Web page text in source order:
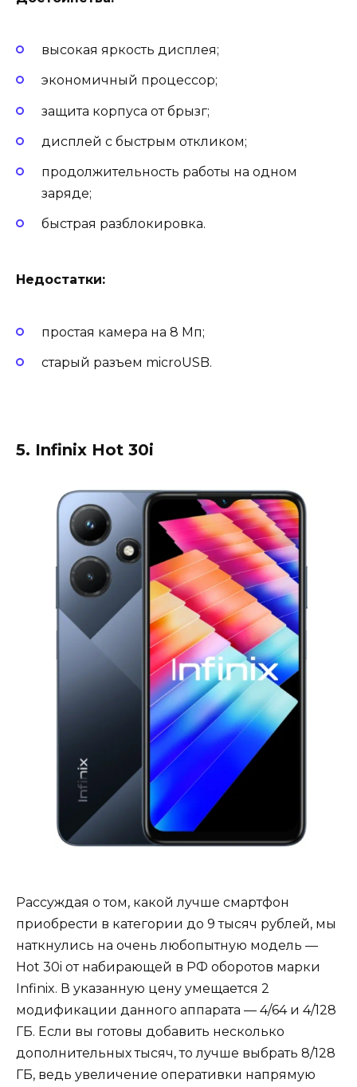
высокая яркость дисплея;
экономичный процессор;
защита корпуса от брызг;
дисплей с быстрым откликом;
продолжительность работы на одном
заряде;
быстрая разблокировка.
Недостатки:
простая камера на 8 Мп;
старый разъем microUSB.
5. Infinix Hot 30i
Рассуждая о том, какой лучше смартфон
приобрести в категории до 9 тысяч рублей, мы
наткнулись на очень любопытную модель —
Hot 30i от набирающей в РФ оборотов марки
Infinix. В указанную цену умещается 2
модификации данного аппарата — 4/64 и 4/128
ГБ. Если вы готовы добавить несколько
дополнительных тысяч, то лучше выбрать 8/128
ГБ, ведь увеличение оперативки напрямую